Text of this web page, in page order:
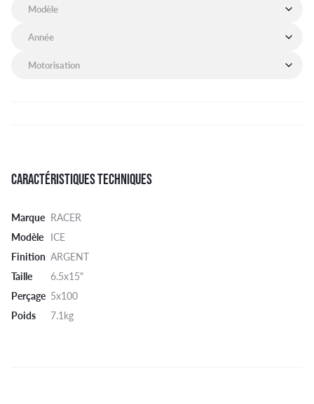
CARACTÉRISTIQUES TECHNIQUES
Marque RACER
Modèle ICE
Finition ARGENT
Taille
6.5x15"
Perçage 5x100
Poids
7.1kg